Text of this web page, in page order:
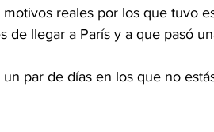
reales por los que tuvo
de llegar a París y a que pasó
par de días en los que no